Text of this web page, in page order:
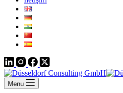
Menu